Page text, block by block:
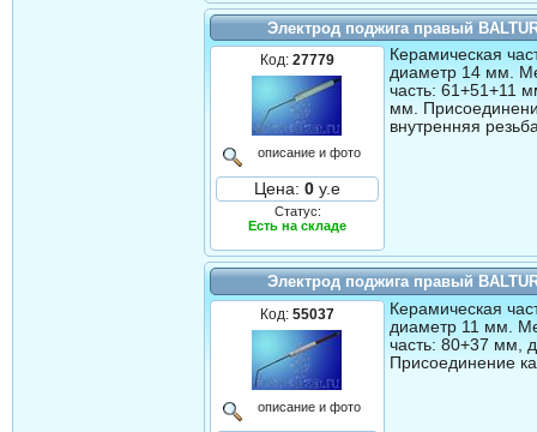
Электрод поджига правый
Код:27779
описание и фото
Цена: 0 у.е
Статус:
Есть на складе
Керамическая
диаметр 14 мм.
часть: 61+51+11
мм.
внутренняя
Электрод поджига правый
Код:55037
описание и фото
Керамическая
диаметр 11 мм.
часть: 80+37 мм,
Присоединение